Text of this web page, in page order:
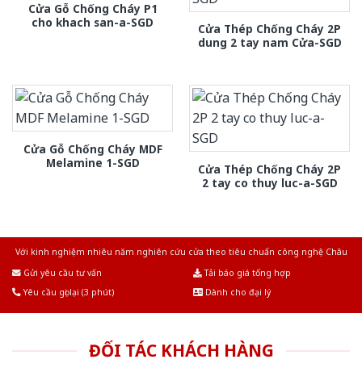
Cửa Gỗ Chống Cháy P1
cho khach san-a-SGD
Cửa Thép Chống Cháy 2P
dung 2 tay nam Cửa-SGD
Cửa Gỗ Chống Cháy MDF
Melamine 1-SGD
Cửa Thép Chống Cháy 2P
2 tay co thuy luc-a-SGD
Với kinh nghiệm nhiêu năm nghiên cứu cửa theo tiêu chuẩn công nghệ Châu
Gửi yêu cầu tư vấn
Tải báo giá tổng hợp
Yêu cầu gọi lại (3 phút)
Dành cho đại lý
ĐỐI TÁC KHÁCH HÀNG